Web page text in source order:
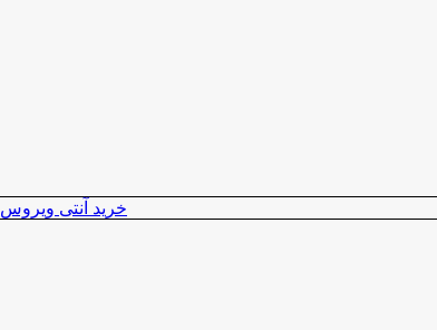
خرید آنتی ویروس